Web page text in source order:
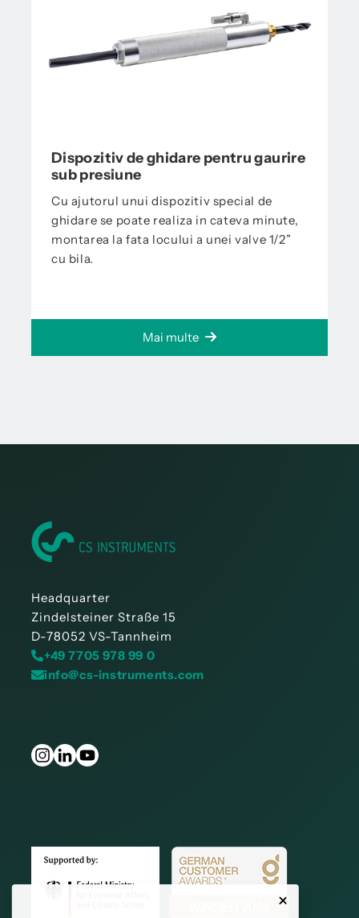
Dispozitiv de ghidare pentru gaurire
sub presiune
Cu ajutorul unui dispozitiv special de
ghidare se poate realiza in cateva minute,
montarea la fata locului a unei valve 1/2”
cu bila.
Mai multe
Headquarter
Zindelsteiner Straße 15
D-78052 VS-Tannheim
+49 7705 978 99 0
info@cs-instruments.com